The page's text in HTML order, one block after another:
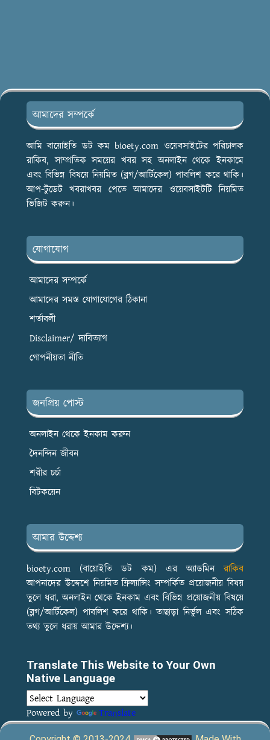
আমাদের সম্পর্কে
আমি বায়োইতি ডট কম bioety.com ওয়েবসাইটের পরিচালক
রাকিব, সাম্প্রতিক সময়ের খবর সহ অনলাইন থেকে ইনকামে
এবং বিভিন্ন বিষয়ে নিয়মিত (ব্লগ/আর্টিকেল) পাবলিশ করে থাকি।
আপ-টুডেট খবরাখবর পেতে আমাদের ওয়েবসাইটটি নিয়মিত
ভিজিট করুন।
যোগাযোগ
আমাদের সম্পর্কে
আমাদের সমস্ত যোগাযোগের ঠিকানা
শর্তাবলী
Disclaimer/ দাবিত্যাগ
গোপনীয়তা নীতি
জনপ্রিয় পোস্ট
অনলাইন থেকে ইনকাম করুন
দৈনন্দিন জীবন
শরীর চর্চা
বিটকয়েন
আমার উদ্দেশ্য
bioety.com (বায়োইতি ডট কম) এর অ্যাডমিনরাকিব
আপনাদের উদ্দেশে নিয়মিত ফ্রিল্যান্সিং সম্পর্কিত প্রয়োজনীয় বিষয়
তুলে ধরা, অনলাইন থেকে ইনকাম এবং বিভিন্ন প্রয়োজনীয় বিষয়ে
(ব্লগ/আর্টিকেল) পাবলিশ করে থাকি। তাছাড়া নির্ভুল এবং সঠিক
তথ্য তুলে ধরায় আমার উদ্দেশ্য।
Translate This Website to Your Own
Native Language
Powered by Translate